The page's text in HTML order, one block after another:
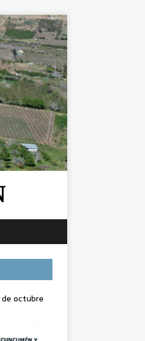
octubre